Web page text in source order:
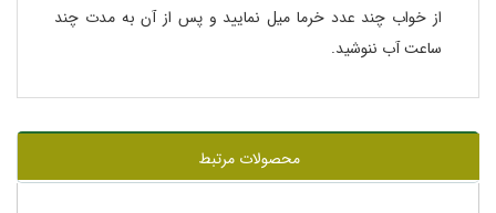
از خواب چند عدد خرما میل نمایید و پس از آن به مدت چند
ساعت آب ننوشید.
محصولات مرتبط